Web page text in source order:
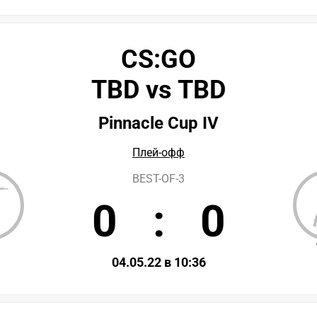
CS:GO
TBD vs TBD
Pinnacle Cup IV
Плей-офф
BEST-OF-3
0 : 0
04.05.22 в 10:36